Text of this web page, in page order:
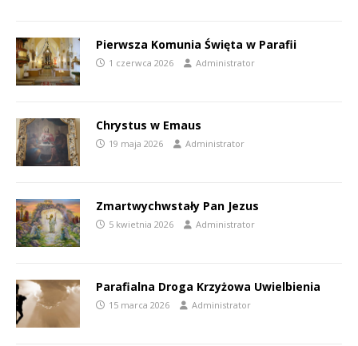
Pierwsza Komunia Święta w Parafii
1 czerwca 2026 Administrator
Chrystus w Emaus
19 maja 2026 Administrator
Zmartwychwstały Pan Jezus
5 kwietnia 2026 Administrator
Parafialna Droga Krzyżowa Uwielbienia
15 marca 2026 Administrator